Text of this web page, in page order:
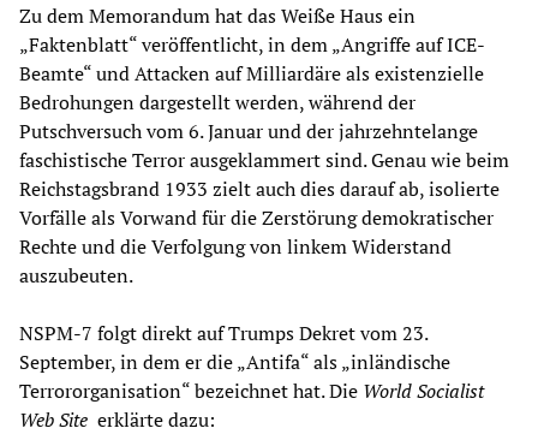
Zu dem Memorandum hat das Weiße Haus ein
„Faktenblatt“ veröffentlicht, in dem „Angriffe auf ICE-
Beamte“ und Attacken auf Milliardäre als existenzielle
Bedrohungen dargestellt werden, während der
Putschversuch vom 6. Januar und der jahrzehntelange
faschistische Terror ausgeklammert sind. Genau wie beim
Reichstagsbrand 1933 zielt auch dies darauf ab, isolierte
Vorfälle als Vorwand für die Zerstörung demokratischer
Rechte und die Verfolgung von linkem Widerstand
auszubeuten.
NSPM-7 folgt direkt auf Trumps Dekret vom 23.
September, in dem er die „Antifa“ als „inländische
Terrororganisation“ bezeichnet hat. Die World Socialist
Web Site erklärte dazu: